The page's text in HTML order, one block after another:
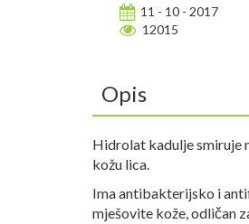
11 - 10 - 2017
12015
Opis
Hidrolat kadulje smiruje
kožu lica.
Ima antibakterijsko i
mješovite kože, odličan